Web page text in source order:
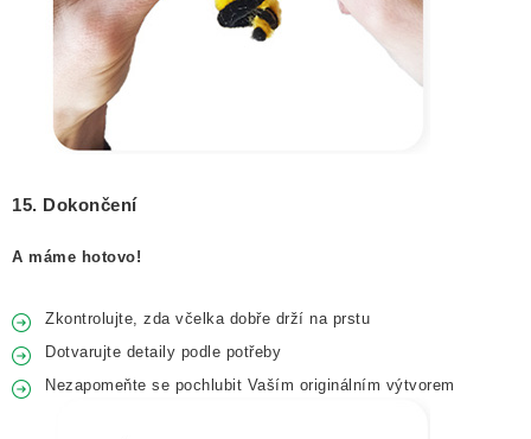
15. Dokončení
A máme hotovo!
Zkontrolujte, zda včelka dobře drží na prstu
Dotvarujte detaily podle potřeby
Nezapomeňte se pochlubit Vaším originálním výtvorem